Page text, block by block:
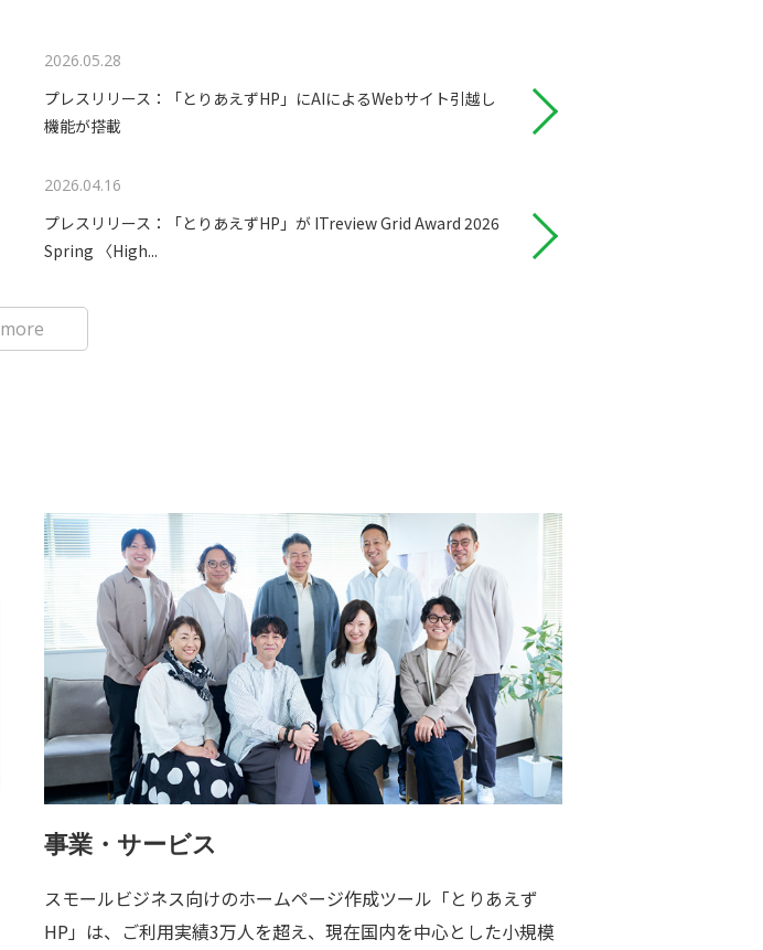
2026.05.28
プレスリリース：「とりあえずHP」にAIによるWebサイト引越し
機能が搭載
2026.04.16
プレスリリース：「とりあえずHP」が ITreview Grid Award 2026
Spring 〈High...
more
事業・サービス
スモールビジネス向けのホームページ作成ツール「とりあえず
HP」は、ご利用実績3万人を超え、現在国内を中心とした小規模